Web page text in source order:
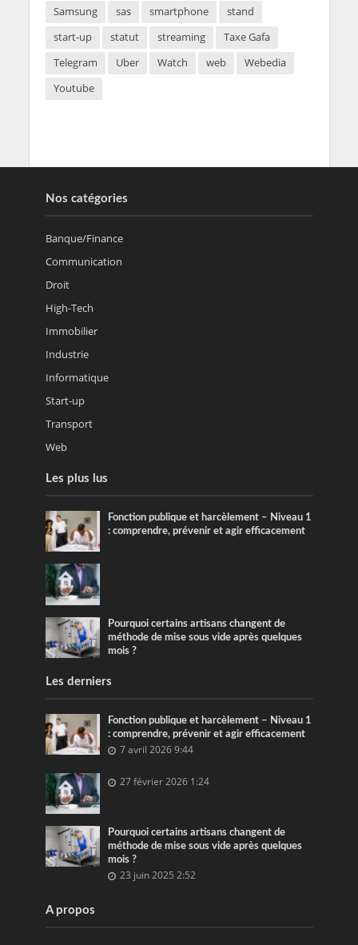
Samsung
sas smartphone
stand
start-up
statut streaming
Taxe Gafa
Telegram
Uber Watch web
Webedia
Youtube
Nos catégories
Banque/Finance
Communication
Droit
High-Tech
Immobilier
Industrie
Informatique
Start-up
Transport
Web
Les plus lus
Fonction publique et harcèlement – Niveau 1
: comprendre, prévenir et agir efficacement
Pourquoi certains artisans changent de
méthode de mise sous vide après quelques
mois ?
Les derniers
Fonction publique et harcèlement – Niveau 1
: comprendre, prévenir et agir efficacement
7 avril 2026 9:44
27 février 2026 1:24
Pourquoi certains artisans changent de
méthode de mise sous vide après quelques
mois ?
23 juin 2025 2:52
A propos